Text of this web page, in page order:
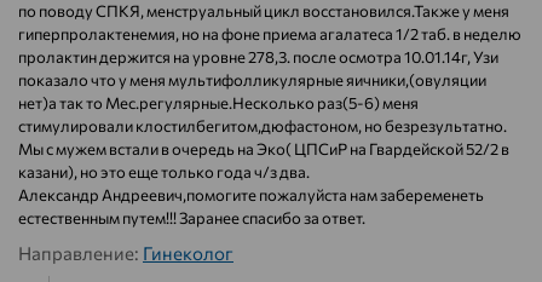
по поводу СПКЯ, менструальный цикл восстановился.Также у меня
гиперпролактенемия, но на фоне приема агалатеса 1/2 таб. в неделю
пролактин держится на уровне 278,3. после осмотра 10.01.14г, Узи
показало что у меня мультифолликулярные яичники,(овуляции
нет)а так то Мес.регулярные.Несколько раз(5-6) меня
стимулировали клостилбегитом,дюфастоном, но безрезультатно.
Мы с мужем встали в очередь на Эко( ЦПСиР на Гвардейской 52/2 в
казани), но это еще только года ч/з два.
Александр Андреевич,помогите пожалуйста нам забеременеть
естественным путем!!! Заранее спасибо за ответ.
Направление: Гинеколог